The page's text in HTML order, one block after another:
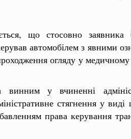
що стосовно
автомобілем з явними
огляду у
винним у вчиненні
стягнення у виді
права керування